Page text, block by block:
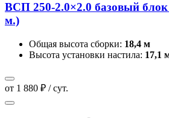
ВСП 250-2.0×2.0 базовый блок
м.)
Общая высота сборки: 18,4 м
Высота установки настила: 17,1
от 1 880 ₽ / сут.